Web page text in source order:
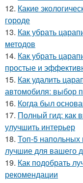
12. Какие
городе
13. Как убрать
методов
14. Как убрать
простые и
15. Как удалить
автомобиля: выбор
16. Когда был
17. Полный гид: как
улучшить интерьер
18. Топ-5 напольных
лучшие для вашего
19. Как подобрать
рекомендации